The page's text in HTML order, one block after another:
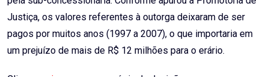
Justiça, os valores referentes à outorga deixaram de ser
pagos por muitos anos (1997 a 2007), o que importaria em
um prejuízo de mais de R$ 12 milhões para o erário.